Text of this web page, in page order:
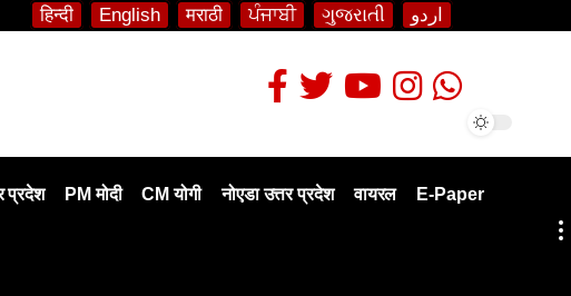
हिन्दी English मराठी ਪੰਜਾਬੀ ગુજરાતી اردو
प्रदेश PM मोदी CM योगी नोएडा उत्तर प्रदेश वायरल E-Paper